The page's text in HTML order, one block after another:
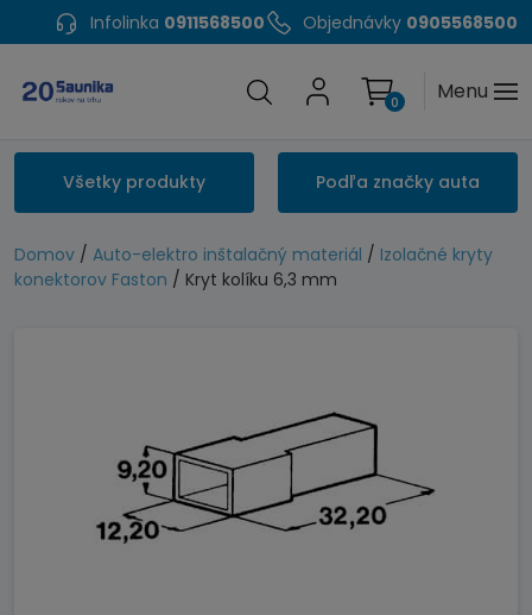
Infolinka 0911568500 Objednávky 0905568500
Menu
0
Všetky produkty Podľa značky auta
Domov / Auto-elektro inštalačný materiál / Izolačné kryty
konektorov Faston / Kryt kolíku 6,3 mm